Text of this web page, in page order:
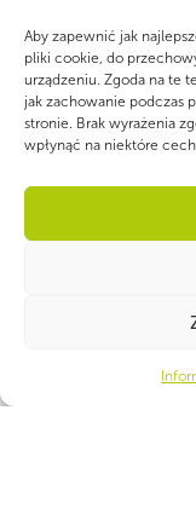
Aby zapewnić jak
pliki cookie, do
urządzeniu. Zgoda na te
jak zachowanie podczas
stronie. Brak wyrażenia
wpłynąć na niektóre
PARTNERZY